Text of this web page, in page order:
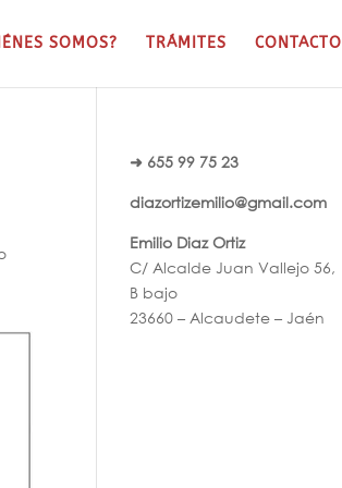
SOMOS? TRÁMITES CONTACTO
➜ 655 99 75 23
diazortizemilio@gmail.com
Emilio Diaz Ortiz
C/ Alcalde Juan Vallejo 56,
B bajo
23660 – Alcaudete – Jaén